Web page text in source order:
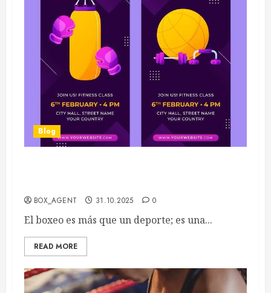
Blog
BOX_AGENT 31.10.2025 0
El boxeo es más que un deporte; es una...
READ MORE